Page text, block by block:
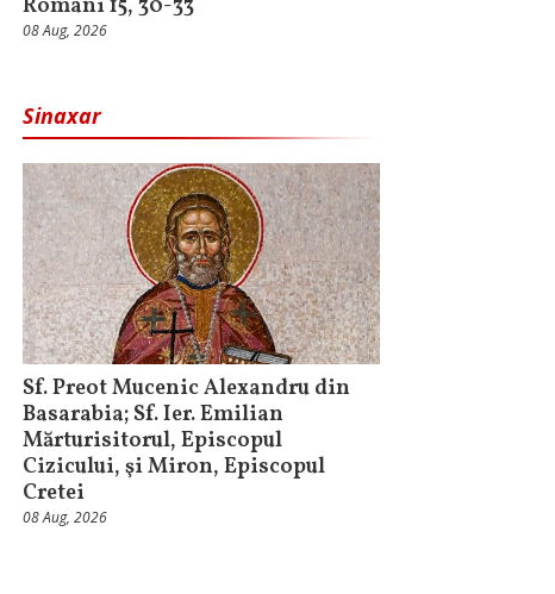
Romani 15, 30-33
08 Aug, 2026
Sinaxar
Sf. Preot Mucenic Alexandru din
Basarabia; Sf. Ier. Emilian
Mărturisitorul, Episcopul
Cizicului, şi Miron, Episcopul
Cretei
08 Aug, 2026